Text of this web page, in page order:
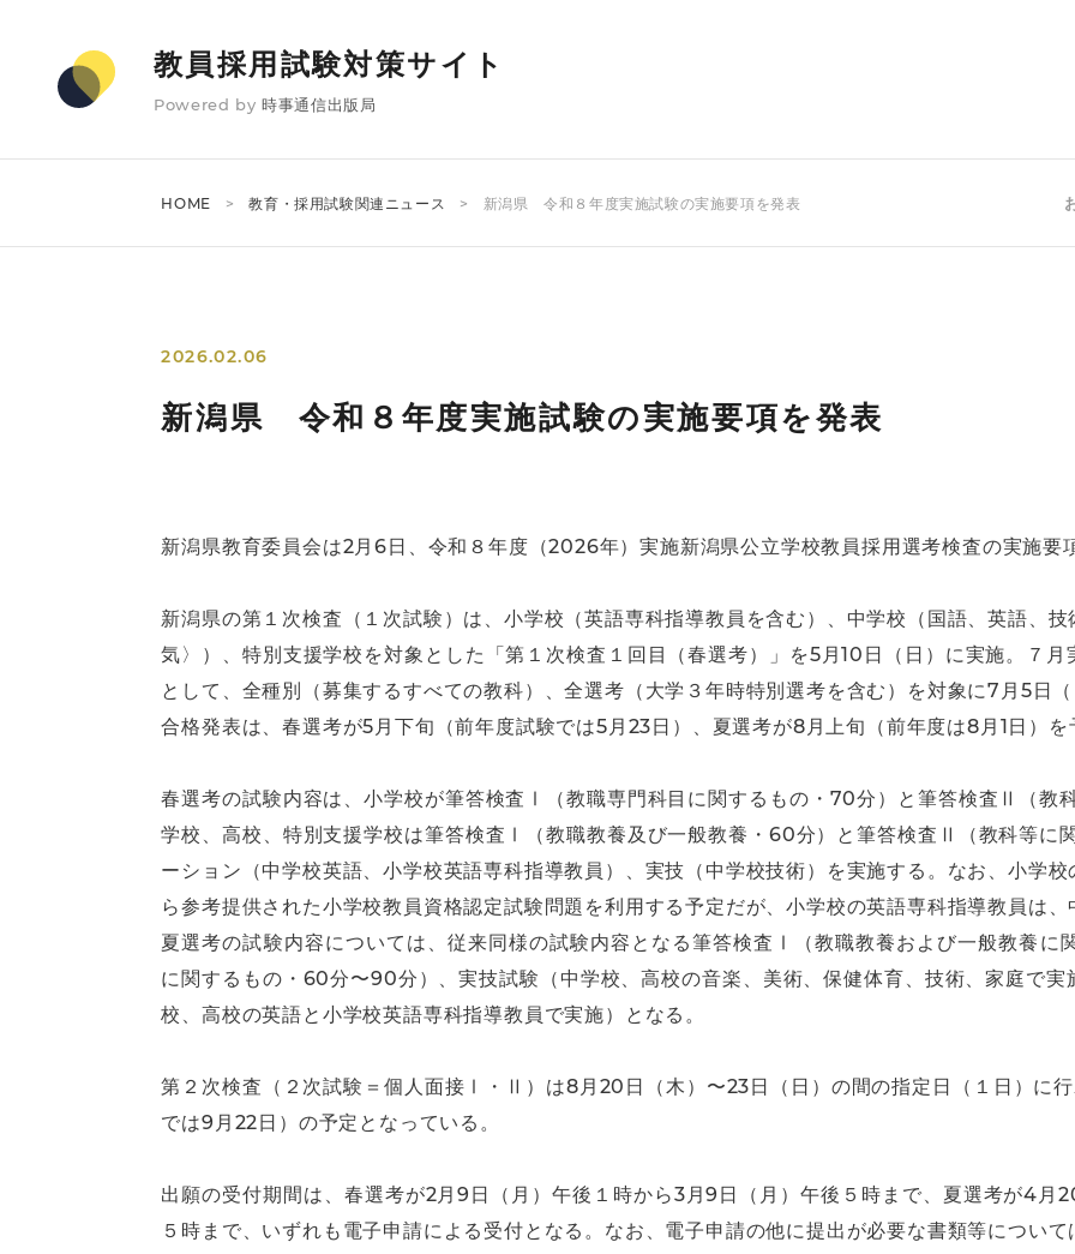
教員採用試験対策サイト
Powered by 時事通信出版局
HOME 教育・採用試験関連ニュース 新潟県 令和８年度実施試験の実施要項を発表
2026.02.06
新潟県 令和８年度実施試験の実施要項を発表
新潟県教育委員会は2月6日、令和８年度（2026年）実施新潟県公立学校教員採用選考検査の実施要
新潟県の第１次検査（１次試験）は、小学校（英語専科指導教員を含む）、中学校（国語、英語、
気〉）、特別支援学校を対象とした「第１次検査１回目（春選考）」を5月10日（日）に実施。７
として、全種別（募集するすべての教科）、全選考（大学３年時特別選考を含む）を対象に7月5日
合格発表は、春選考が5月下旬（前年度試験では5月23日）、夏選考が8月上旬（前年度は8月1日）
春選考の試験内容は、小学校が筆答検査Ⅰ（教職専門科目に関するもの・70分）と筆答検査Ⅱ（教
学校、高校、特別支援学校は筆答検査Ⅰ（教職教養及び一般教養・60分）と筆答検査Ⅱ（教科等に
ーション（中学校英語、小学校英語専科指導教員）、実技（中学校技術）を実施する。なお、小学
ら参考提供された小学校教員資格認定試験問題を利用する予定だが、小学校の英語専科指導教員は
夏選考の試験内容については、従来同様の試験内容となる筆答検査Ⅰ（教職教養および一般教養
に関するもの・60分〜90分）、実技試験（中学校、高校の音楽、美術、保健体育、技術、家庭で
校、高校の英語と小学校英語専科指導教員で実施）となる。
第２次検査（２次試験＝個人面接Ⅰ・Ⅱ）は8月20日（木）〜23日（日）の間の指定日（１日）に
では9月22日）の予定となっている。
出願の受付期間は、春選考が2月9日（月）午後１時から3月9日（月）午後５時まで、夏選考が4月
５時まで、いずれも電子申請による受付となる。なお、電子申請の他に提出が必要な書類等につい